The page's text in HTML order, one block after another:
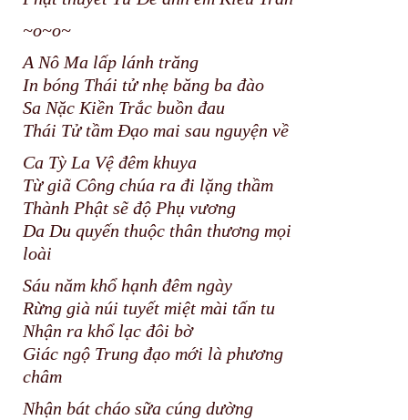
~o~o~
A Nô Ma lấp lánh trăng
In bóng Thái tử nhẹ băng ba đào
Sa Nặc Kiền Trắc buồn đau
Thái Tử tầm Đạo mai sau nguyện về
Ca Tỳ La Vệ đêm khuya
Từ giã Công chúa ra đi lặng thầm
Thành Phật sẽ độ Phụ vương
Da Du quyến thuộc thân thương mọi
loài
Sáu năm khổ hạnh đêm ngày
Rừng già núi tuyết miệt mài tấn tu
Nhận ra khổ lạc đôi bờ
Giác ngộ Trung đạo mới là phương
châm
Nhận bát cháo sữa cúng dường